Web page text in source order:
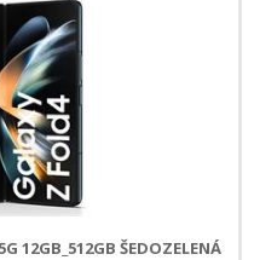
12GB_512GB ŠEDOZELENÁ